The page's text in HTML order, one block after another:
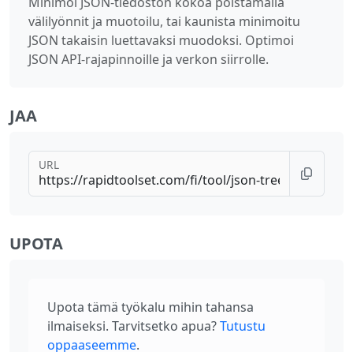
välilyönnit ja muotoilu, tai kaunista minimoitu
JSON takaisin luettavaksi muodoksi. Optimoi
JSON API-rajapinnoille ja verkon siirrolle.
JAA
URL
UPOTA
Upota tämä työkalu mihin tahansa
ilmaiseksi. Tarvitsetko apua?Tutustu
oppaaseemme.